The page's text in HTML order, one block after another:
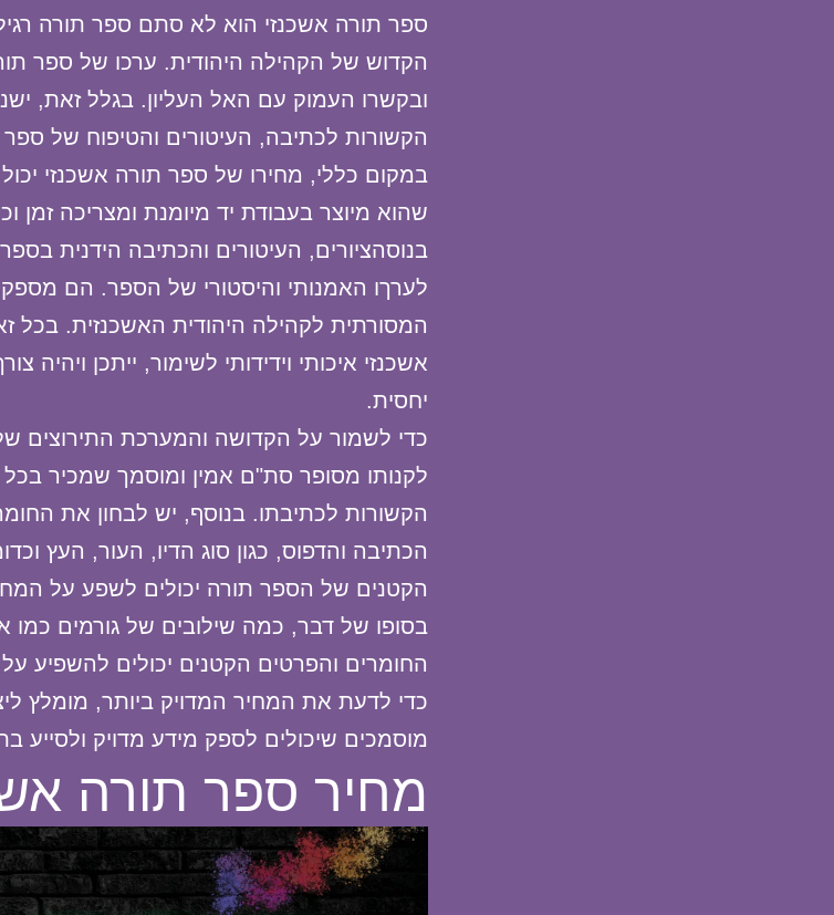
ספר תורה אשכנזי הוא לא סתם ספר תורה
הקדוש של הקהילה היהודית. ערכו של ספר
ובקשרו העמוק עם האל העליון. בגלל זאת,
הקשורות לכתיבה, העיטורים והטיפוח של ספר
במקום כללי, מחירו של ספר תורה אשכנזי יכול
שהוא מיוצר בעבודת יד מיומנת ומצריכה זמן
בנוסהציורים, העיטורים והכתיבה הידנית
לערךו האמנותי והיסטורי של הספר. הם
המסורתית לקהילה היהודית האשכנזית. בכל
אשכנזי איכותי וידידותי לשימור, ייתכן ויהיה
יחסית.
כדי לשמור על הקדושה והמערכת התירוצים
לקנותו מסופר סת"ם אמין ומוסמך שמכיר
הקשורות לכתיבתו. בנוסף, יש לבחון את
הכתיבה והדפוס, כגון סוג הדיו, העור, העץ
הקטנים של הספר תורה יכולים לשפע על
בסופו של דבר, כמה שילובים של גורמים כמו
החומרים והפרטים הקטנים יכולים להשפיע
כדי לדעת את המחיר המדויק ביותר, מומלץ
מוסמכים שיכולים לספק מידע מדויק ולסייע
מחיר ספר תורה